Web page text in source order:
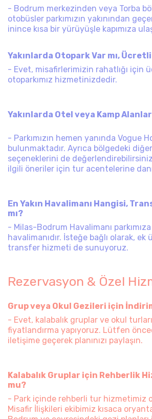
- Bodrum merkezinden veya Torba
otobüsler parkımızın yakınından
inince kısa bir yürüyüşle kapımıza
Yakınlarda Otopark Var mı,
- Evet, misafirlerimizin rahatlığı için
otoparkımız hizmetinizdedir.
Yakınlarda Otel veya Kamp
- Parkımızın hemen yanında Vogue
bulunmaktadır. Ayrıca bölgedeki
seçeneklerini de
ilgili öneriler için tur acentelerine
En Yakın Havalimanı Hangisi,
mı?
- Milas-Bodrum Havalimanı
havalimanıdır. İsteğe bağlı olarak, ek
transfer hizmeti de sunuyoruz.
Rezervasyon & Özel
Grup veya Okul Gezileri için
- Evet, kalabalık gruplar ve okul
fiyatlandırma yapıyoruz. Lütfen
iletişime geçerek planınızı paylaşın.
Kalabalık Gruplar için Rehberlik
mu?
- Park içinde rehberli tur hizmetimiz
Misafir İlişkileri ekibimiz kısaca